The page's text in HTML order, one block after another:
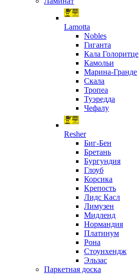
Lamotta
Nobles
Гиганта
Кала Голоритце
Камольи
Марина-Гранде
Скала
Тропеа
Туэредда
Чефалу
Resher
Биг-Бен
Бретань
Бургундия
Глоуб
Корсика
Крепость
Лидс Касл
Лимузен
Мидленд
Нормандия
Платинум
Рона
Стоунхендж
Эльзас
Паркетная доска